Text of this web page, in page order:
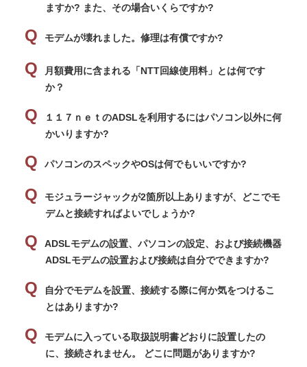
ますか? また、その場合いくらですか?
モデムが壊れました。修理は有償ですか?
月額費用に含まれる「NTT回線使用料」とは何です
か？
１１７ｎｅｔのADSLを利用するにはパソコン以外に何
かいりますか?
パソコンのスペックやOSは何でもいいですか?
モジュラージャックが2箇所以上ありますが、どこでモ
デムと接続すればよいでしょうか?
ADSLモデムの設置、パソコンの設定、および接続機器
ADSLモデムの設置および接続は自分でできますか?
自分でモデムを設置、接続する際に何か気をつけるこ
とはありますか?
モデムに入っている取扱説明書どおりに設置したの
に、接続されません。 どこに問題がありますか?